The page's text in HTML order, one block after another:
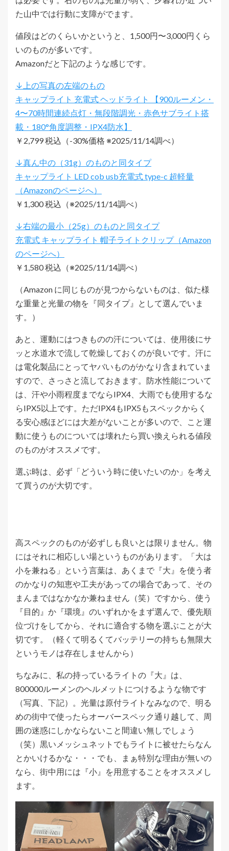
た山中では行動に支障がでます。
値段はどのくらいかというと、1,500円〜3,000円くら
いのものが多いです。
Amazonだと下記のような感じです。
↓上の写真の左端のもの
キャップライト 充電式 ヘッドライト 【900ルーメン・
4〜70時間連続点灯・無段階調光・赤色サブライト搭
載・180°角度調整・IPX4防水】
￥2,799 税込（-30%価格 ※2025/11/14調べ）
↓真ん中の（31g）のものと同タイプ
キャップライト LED cob usb充電式 type-c 超軽量
￥1,300 税込（※2025/11/14調べ）
↓右端の最小（25g）のものと同タイプ
充電式 キャップライト 帽子ライトクリップ
￥1,580 税込（※2025/11/14調べ）
（Amazon に同じものが見つからないものは、似た様
な重量と光量の物を『同タイプ』として選んでいま
す。）
あと、運動にはつきものの汗については、使用後にサ
ッと水道水で流して乾燥しておくのが良いです。汗に
は電化製品にとってヤバいものがかなり含まれていま
すので、さっさと流しておきます。防水性能について
は、汗や小雨程度までならIPX4、大雨でも使用するな
らIPX5以上です。ただIPX4もIPX5もスペックからく
る安心感ほどには大差がないことが多いので、こと運
動に使うものについては壊れたら買い換えられる値段
のものがオススメです。
選ぶ時は、必ず「どういう時に使いたいのか」を考え
て買うのが大切です。
高スペックのものが必ずしも良いとは限りません。物
にはそれに相応しい場というものがあります。「大は
小を兼ねる」という言葉は、あくまで『大』を使う者
のかなりの知恵や工夫があっての場合であって、その
まんまではなかなか兼ねません（笑）ですから、使う
『目的』か『環境』のいずれかをまず選んで、優先順
位づけをしてから、それに適合する物を選ぶことが大
切です。（軽くて明るくてバッテリーの持ちも無限大
というモノは存在しませんから）
ちなみに、私の持っているライトの『大』は、
800000ルーメンのヘルメットにつけるような物です
（写真、下記）。光量は原付ライトなみなので、明る
めの街中で使ったらオーバースペック通り越して、周
囲の迷惑にしかならないこと間違い無しでしょう
（笑）黒いメッシュネットでもライトに被せたらなん
とかいけるかな・・・でも、まぁ特別な理由が無いの
なら、街中用には『小』を用意することをオススメし
ます。